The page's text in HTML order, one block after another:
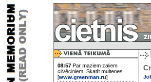
08:57 Par maziem zaļiem
cilvēciņiem. Skatīt multenes...
[www.greenman.ru]